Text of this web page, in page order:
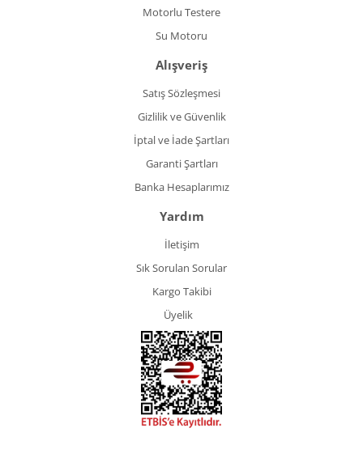
Motorlu Testere
Su Motoru
Alışveriş
Satış Sözleşmesi
Gizlilik ve Güvenlik
İptal ve İade Şartları
Garanti Şartları
Banka Hesaplarımız
Yardım
İletişim
Sık Sorulan Sorular
Kargo Takibi
Üyelik